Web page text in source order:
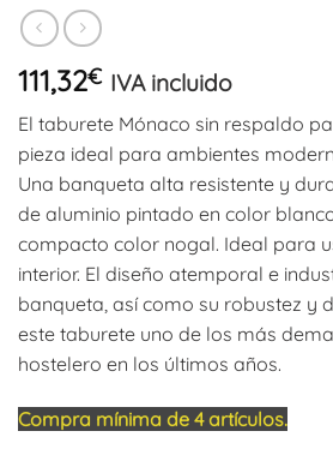
111,32€ IVA incluido
El taburete Mónaco sin respaldo
pieza ideal para ambientes
Una banqueta alta resistente y
de aluminio pintado en color
compacto color nogal. Ideal para
interior. El diseño atemporal e
banqueta, así como su robustez y
este taburete uno de los más
hostelero en los últimos años.
Compra mínima de 4 artículos.